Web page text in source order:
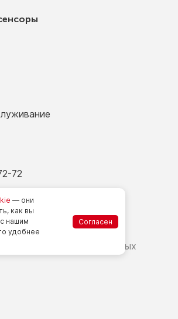
72
в РФ
обработки персональных
— они
как вы
с нашим
удобнее
Согласен